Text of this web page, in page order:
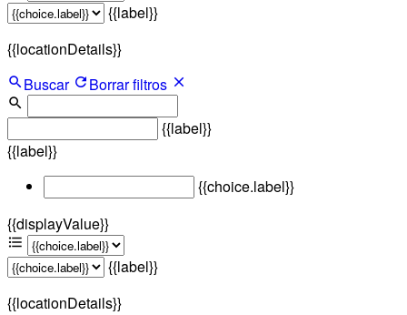
{{label}}
{{locationDetails}}
Buscar
Borrar filtros
{{label}}
{{label}}
{{choice.label}}
{{displayValue}}
{{label}}
{{locationDetails}}